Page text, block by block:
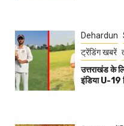
Dehardun
ट्रेंडिंग खबरें
उत्तराखंड के
इंडिया U-19